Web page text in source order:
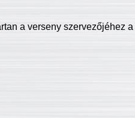
a verseny szervezőjéhez